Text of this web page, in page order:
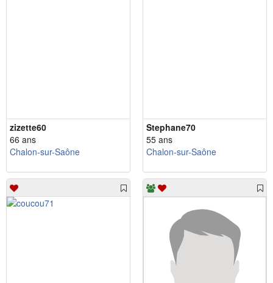
zizette60
66 ans
Chalon-sur-Saône
Stephane70
55 ans
Chalon-sur-Saône